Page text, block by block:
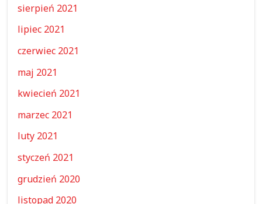
sierpień 2021
lipiec 2021
czerwiec 2021
maj 2021
kwiecień 2021
marzec 2021
luty 2021
styczeń 2021
grudzień 2020
listopad 2020